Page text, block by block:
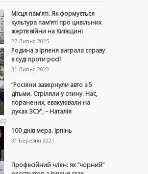
Місця пам’яті. Як формується
культура пам’яті про цивільних
жертв війни на Київщині
27 Липня 2025
Родина з Ірпеня виграла справу
в суді проти росії
31 Липня 2023
“Росіяни завернули авто з 5
дітьми. Стріляли у спину. Нас,
поранених, евакуювали на
руках ЗСУ”, – Наталія
100 днів мера. Ірпінь
31 Березня 2021
Професійний член: як “чорний”